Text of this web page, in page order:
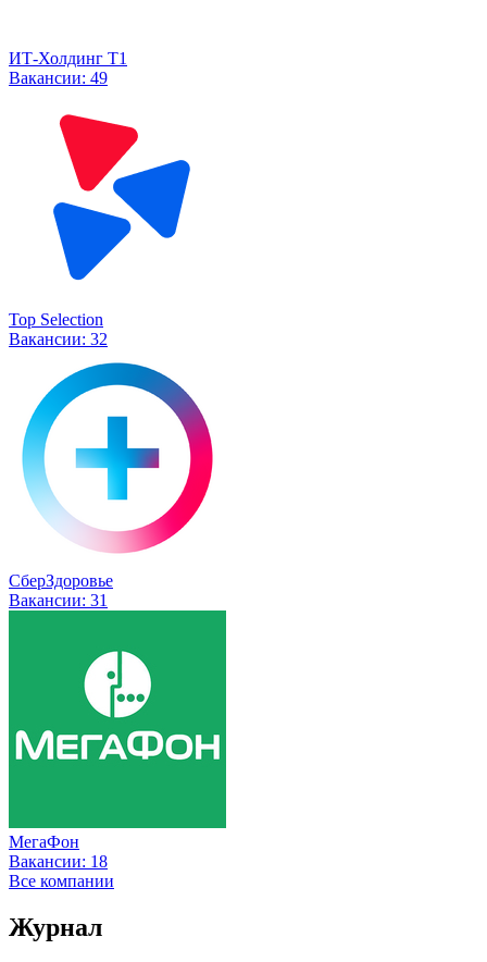
ИТ-Холдинг Т1
Вакансии: 49
Top Selection
Вакансии: 32
СберЗдоровье
Вакансии: 31
МегаФон
Вакансии: 18
Все компании
Журнал